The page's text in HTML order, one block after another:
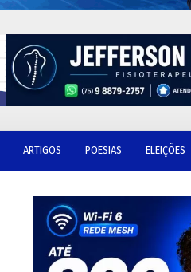
ARTIGOS POESIAS ELEIÇÕES